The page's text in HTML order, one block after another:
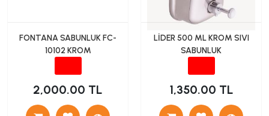
FONTANA SABUNLUK FC-
10102 KROM
2,000.00 TL
LİDER 500 ML KROM SIVI
SABUNLUK
1,350.00 TL